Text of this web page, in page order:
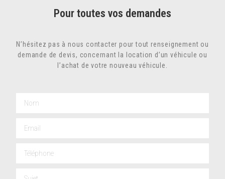
Pour toutes vos demandes
N’hésitez pas à nous contacter pour tout renseignement ou
demande de devis, concernant la location d’un véhicule ou
l’achat de votre nouveau véhicule.